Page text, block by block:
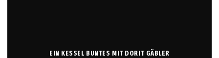
EIN KESSEL BUNTES MIT DORIT GÄBLER